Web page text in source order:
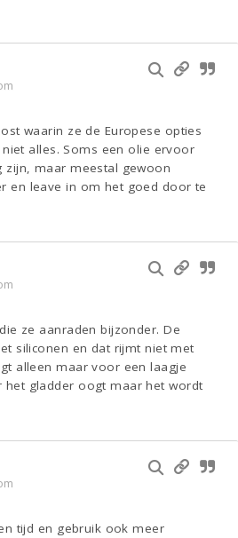
waarin ze de Europese opties
alles. Soms een olie ervoor
zijn, maar meestal gewoon
en leave in om het goed door te
ze aanraden bijzonder. De
siliconen en dat rijmt niet met
alleen maar voor een laagje
het gladder oogt maar het wordt
tijd en gebruik ook meer